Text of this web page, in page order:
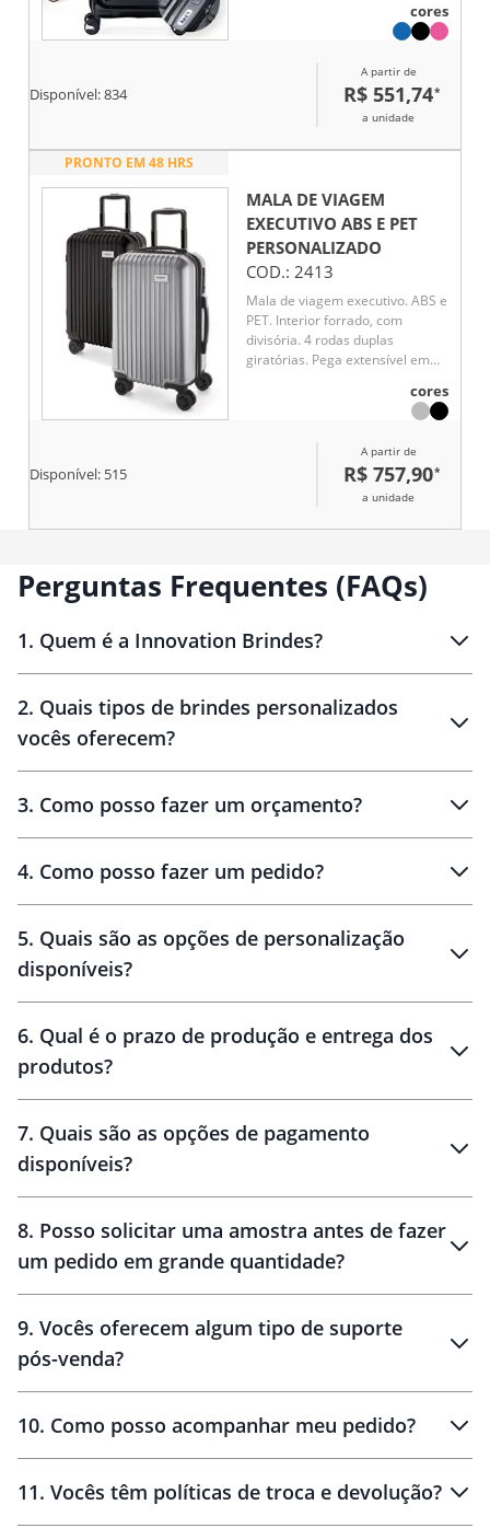
compressora. Possui puxador
ergonômico ajustável, alça de
silenciosas com giro 360° para
facilitar a locomoção.
cores
Disponível:834
A partir de
R$ 551,74*
a unidade
PRONTO EM 48 HRS
MALA DE VIAGEM
EXECUTIVO ABS E PET
PERSONALIZADO
COD.: 2413
Mala de viagem executivo. ABS e
PET. Interior forrado, com
divisória. 4 rodas duplas
giratórias. Pega extensível em
estendida até 530 mm). Fecho de
segurança com senha. Placa
gravação. Capacidade até 33 L
cores
Disponível: 515
A partir de
R$ 757,90*
a unidade
Perguntas Frequentes (FAQs)
1. Quem é a Innovation Brindes?
Brindes personalizados
2. Quais tipos de brindes personalizados
vocês oferecem?
personalizados
3. Como posso fazer um orçamento?
brinde
personalização
4. Como posso fazer um pedido?
amostra virtual
5. Quais são as opções de personalização
disponíveis?
6. Qual é o prazo de produção e entrega dos
produtos?
10 dias
brinde
48 horas
7. Quais são as opções de pagamento
disponíveis?
8. Posso solicitar uma amostra antes de fazer
um pedido em grande quantidade?
amostras
9. Vocês oferecem algum tipo de suporte
pós-venda?
10. Como posso acompanhar meu pedido?
11. Vocês têm políticas de troca e devolução?